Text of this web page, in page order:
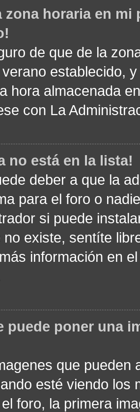
zona horaria en
de que de la
establecido,
hora almacenada
con La
no está en la lista!
deber a que la
para el foro o
si puede
no existe, sentíte
información en
puede poner una
que pueden
esté viendo los
foro, la primera